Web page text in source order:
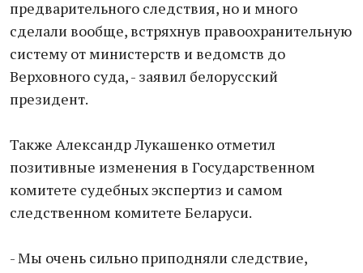
предварительного следствия, но и много
сделали вообще, встряхнув правоохранительную
систему от министерств и ведомств до
Верховного суда, - заявил белорусский
президент.
Также Александр Лукашенко отметил
позитивные изменения в Государственном
комитете судебных экспертиз и самом
следственном комитете Беларуси.
- Мы очень сильно приподняли следствие,